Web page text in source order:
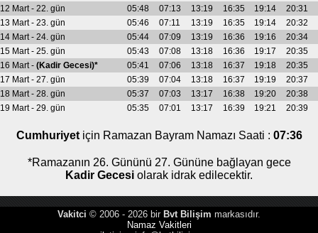
12 Mart - 22. gün
05:48 07:13 13:19 16:35 19:14
20:31
13 Mart - 23. gün
05:46 07:11 13:19 16:35 19:14
20:32
14 Mart - 24. gün
05:44 07:09 13:19 16:36 19:16
20:34
15 Mart - 25. gün
05:43 07:08 13:18 16:36 19:17
20:35
16 Mart - (Kadir Gecesi)* 05:41 07:06 13:18 16:37 19:18
20:35
17 Mart - 27. gün
05:39 07:04 13:18 16:37 19:19
20:37
18 Mart - 28. gün
05:37 07:03 13:17 16:38 19:20
20:38
19 Mart - 29. gün
05:35 07:01 13:17 16:39 19:21 20:39
Cumhuriyetiçin Ramazan Bayram Namazı Saati : 07:36
*Ramazanın 26. Gününü 27. Gününe bağlayan gece
Kadir Gecesi olarak idrak edilecektir.
Vakitci © 2006 - 2026 bir Bvt Bilişim markasıdır.
Namaz Vakitleri